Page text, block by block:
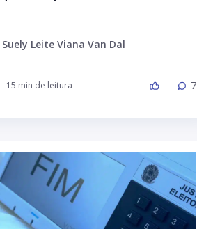
Suely Leite Viana Van Dal
7